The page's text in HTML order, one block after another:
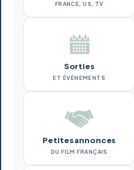
FRANCE, US, TV
Sorties
ET ÉVÉNEMENTS
Petites annonces
DU FILM FRANÇAIS